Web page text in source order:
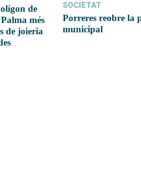
de
més
de joieria
SOCIETAT
Porreres reobre la
municipal